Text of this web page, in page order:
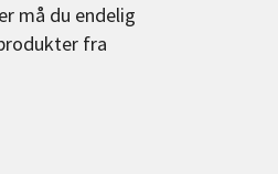
må du endelig
fra